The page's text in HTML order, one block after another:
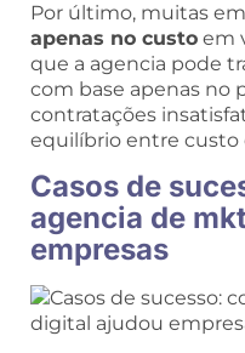
Por último, muitas
apenas no custo em
que a agencia pode
com base apenas no
contratações
equilíbrio entre custo
Casos de
agencia de
empresas